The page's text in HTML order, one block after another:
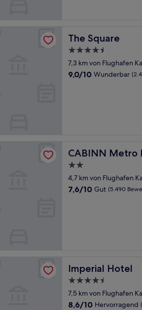
The Square
The Square
4.5-
Sterne-
Unterkunft
7,3 km von Flughafen
9.0
9,0/10 Wunderbar
CABINN Metro
CABINN Metro
2.0-
Sterne-
Unterkunft
4,7 km von Flughafen
7.6
7,6/10 Gut (5.490
Imperial Hotel
Imperial Hotel
4.5-
Sterne-
Unterkunft
7,5 km von Flughafen
8.6
8,6/10 Hervorragend